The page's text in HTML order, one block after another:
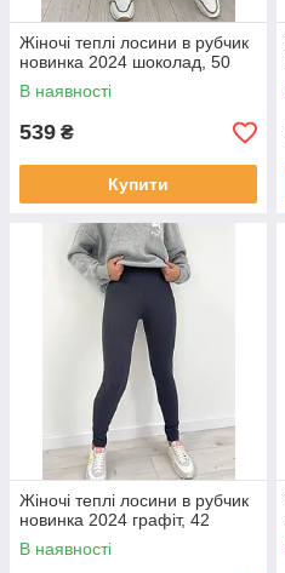
Жіночі теплі лосини в рубчик
новинка 2024 шоколад, 50
В наявності
539 ₴
Купити
Жіночі теплі лосини в рубчик
новинка 2024 графіт, 42
В наявності